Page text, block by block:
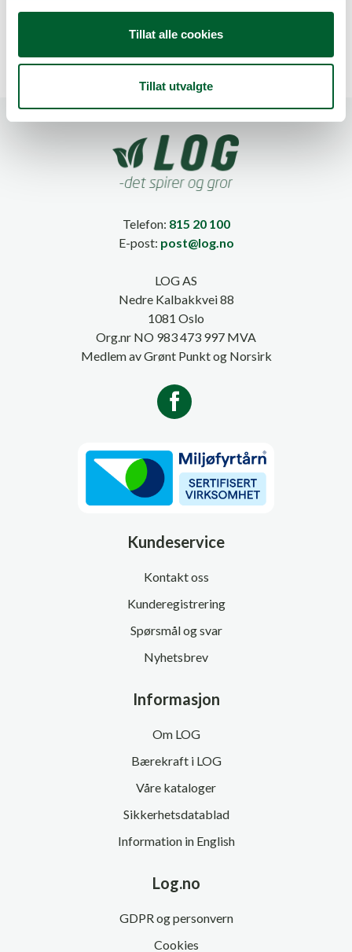
Tillat alle cookies
Tillat utvalgte
1,00 X 100 M
1,10 X 100 M
Telefon: 815 20 100
E-post: post@log.no
LOG AS
Nedre Kalbakkvei 88
1081 Oslo
Org.nr NO 983 473 997 MVA
Medlem av Grønt Punkt og Norsirk
Kundeservice
Kontakt oss
Kunderegistrering
Spørsmål og svar
Nyhetsbrev
Informasjon
Om LOG
Bærekraft i LOG
Våre kataloger
Sikkerhetsdatablad
Information in English
Log.no
GDPR og personvern
Cookies